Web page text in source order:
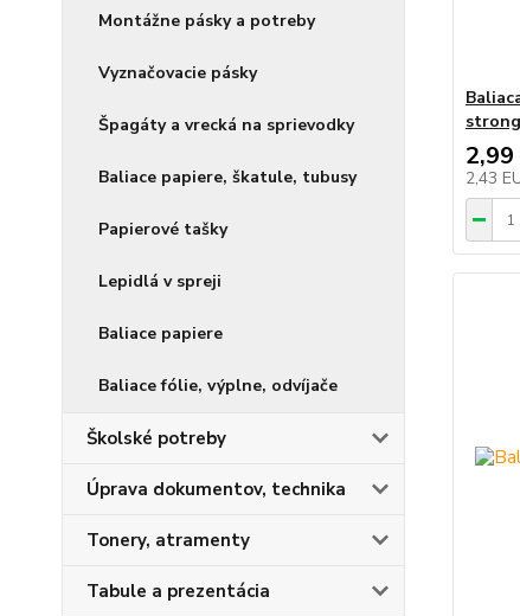
Montážne pásky a potreby
Vyznačovacie pásky
Špagáty a vrecká na sprievodky
Baliace papiere, škatule, tubusy
Papierové tašky
Lepidlá v spreji
Baliace papiere
Baliace fólie, výplne, odvíjače
Školské potreby
Úprava dokumentov, technika
Tonery, atramenty
Tabule a prezentácia
2,99
2,43